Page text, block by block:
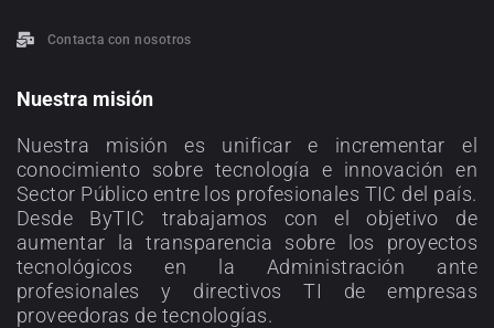
Contacta con nosotros
Nuestra misión
Nuestra misión es unificar e incrementar el
conocimiento sobre tecnología e innovación en
Sector Público entre los profesionales TIC del país.
Desde ByTIC trabajamos con el objetivo de
aumentar la transparencia sobre los proyectos
tecnológicos en la Administración ante
profesionales y directivos TI de empresas
proveedoras de tecnologías.